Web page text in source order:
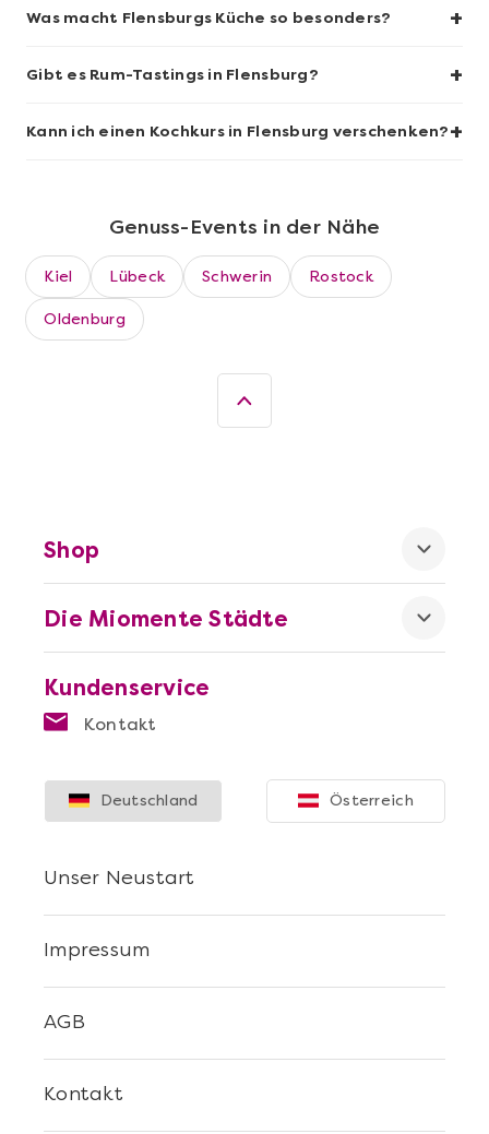
Sushi-Kochkurs@Home
Mehr anzeigen
Was macht Flensburgs Küche so besonders? +
Gibt es Rum-Tastings in Flensburg? +
Kann ich einen Kochkurs in Flensburg verschenken?+
Genuss-Events in der Nähe
Kiel Lübeck Schwerin Rostock
Oldenburg
Kundenservice
Kontakt
Die Miomente Städte
Shop
Kontakt
AGB
Impressum
Unser Neustart
Deutschland Österreich